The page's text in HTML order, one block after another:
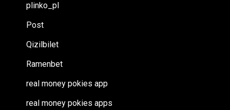
plinko_pl
Post
Qizilbilet
Ramenbet
real money pokies app
real money pokies apps